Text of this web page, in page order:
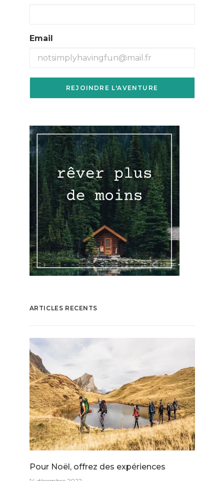
Email
ARTICLES RECENTS
Pour Noël, offrez des expériences